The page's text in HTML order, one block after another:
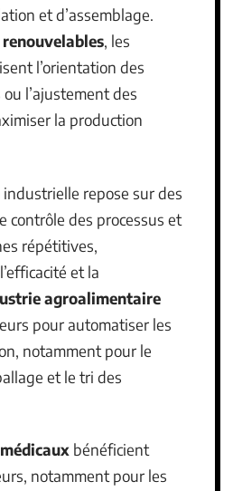
et d’assemblage.
, les
l’orientation des
l’ajustement des
la production
industrielle repose sur des
contrôle des processus et
répétitives,
et la
agroalimentaire
pour automatiser les
notamment pour le
et le tri des
bénéficient
notamment pour les